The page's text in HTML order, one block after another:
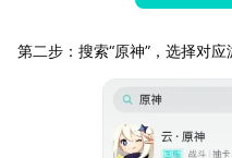
第二步：搜索“原神”，选择对